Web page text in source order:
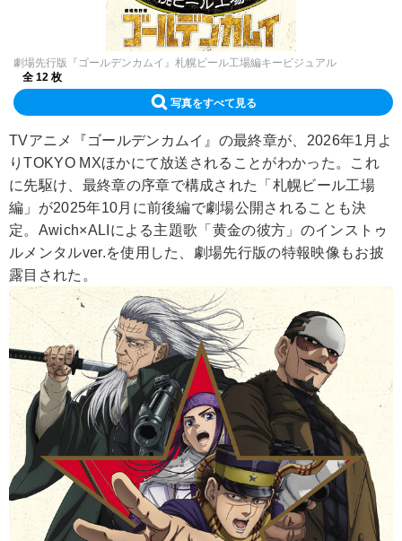
劇場先行版『ゴールデンカムイ』札幌ビール工場編キービジュアル
全 12 枚
写真をすべて見る
TVアニメ『ゴールデンカムイ』の最終章が、2026年1月よ
りTOKYO MXほかにて放送されることがわかった。これ
に先駆け、最終章の序章で構成された「札幌ビール工場
編」が2025年10月に前後編で劇場公開されることも決
定。Awich×ALIによる主題歌「黄金の彼方」のインストゥ
ルメンタルver.を使用した、劇場先行版の特報映像もお披
露目された。